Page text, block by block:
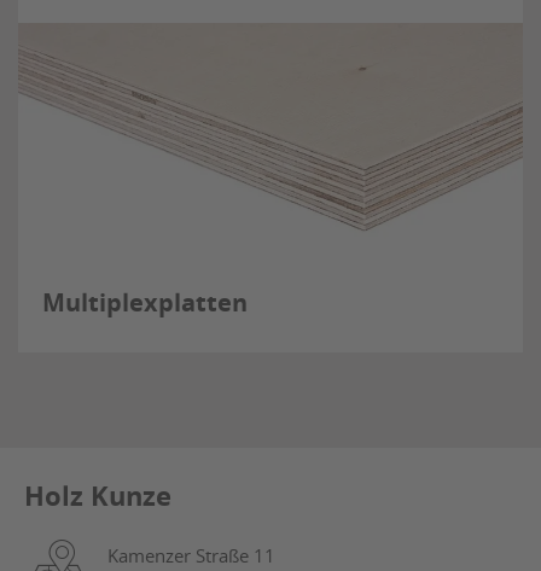
Multiplexplatten
Holz Kunze
Kamenzer Straße 11